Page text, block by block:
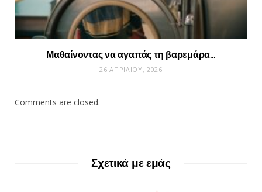
Μαθαίνοντας να αγαπάς τη βαρεμάρα…
26 ΑΠΡΙΛΊΟΥ, 2026
Comments are closed.
Σχετικά με εμάς